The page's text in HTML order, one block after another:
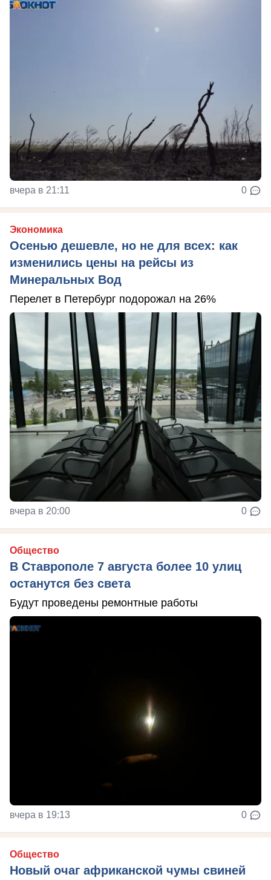
вчера в 21:11 0
Экономика
Осенью дешевле, но не для всех: как
изменились цены на рейсы из
Минеральных Вод
Перелет в Петербург подорожал на 26%
вчера в 20:00 0
Общество
В Ставрополе 7 августа более 10 улиц
останутся без света
Будут проведены ремонтные работы
вчера в 19:13 0
Общество
Новый очаг африканской чумы свиней